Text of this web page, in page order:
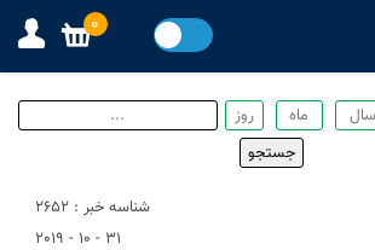
شناسه خبر : 2652
31 - 10 - 2019
0